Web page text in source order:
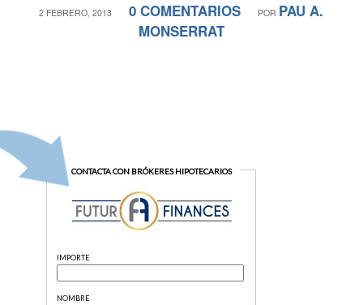
2 FEBRERO, 2013
/ 0 COMENTARIOS
/ POR PAU A.
MONSERRAT